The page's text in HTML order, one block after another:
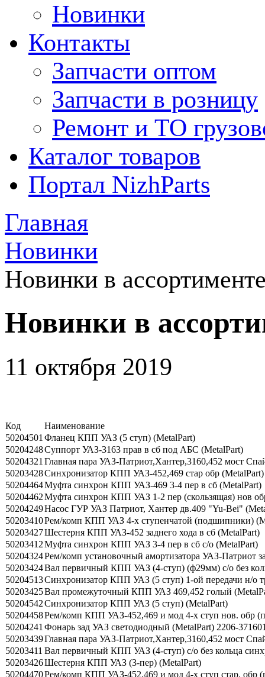
Новинки
Контакты
Запчасти оптом
Запчасти в розницу
Ремонт и ТО
Каталог товаров
Портал NizhParts
Главная
Новинки
Новинки в
Новинки в
11 октября 2019
Код
Наименование
50204501 Фланец КПП УАЗ (5 ступ) (MetalPart)
50204248Суппорт УАЗ-3163 прав в сб под АБС (MetalPart)
50204321 Главная пара УАЗ-Патриот,Хантер,3160,452 мост
50203428Синхронизатор КПП УАЗ-452,469 стар обр (MetalPart)
50204464Муфта синхрон КПП УАЗ-469 3-4 пер в сб (MetalPart)
50204462Муфта синхрон КПП УАЗ 1-2 пер (скользящая) нов
50204249Насос ГУР УАЗ Патриот, Хантер дв.409 "Yu-Bei"
50203410Рем/комп КПП УАЗ 4-х ступенчатой (подшипники)
50203427Шестерня КПП УАЗ-452 заднего хода в сб (MetalPart)
50203412Муфта синхрон КПП УАЗ 3-4 пер в сб с/о (MetalPart)
50204324Рем/комп установочный амортизатора УАЗ-Патриот
50203424Вал первичный КПП УАЗ (4-ступ) (ф29мм) с/о без
50204513Синхронизатор КПП УАЗ (5 ступ) 1-ой передачи н/о
50203425Вал промежуточный КПП УАЗ 469,452 голый
50204542Синхронизатор КПП УАЗ (5 ступ) (MetalPart)
50204458Рем/комп КПП УАЗ-452,469 и мод 4-х ступ нов. обр
50204241 Фонарь зад УАЗ светодиодный (MetalPart) 2206-
50203439Главная пара УАЗ-Патриот,Хантер,3160,452 мост
50203411 Вал первичный КПП УАЗ (4-ступ) с/о без кольца
50203426Шестерня КПП УАЗ (3-пер) (MetalPart)
50204470Рем/комп КПП УАЗ-452,469 и мод 4-х ступ стар.